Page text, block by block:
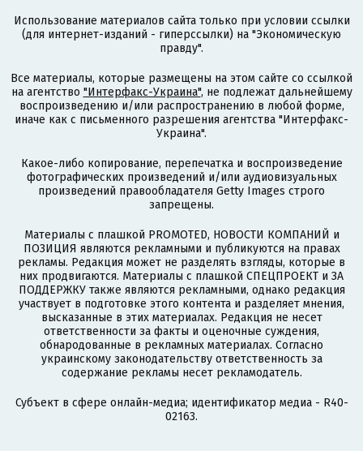
Использование материалов сайта только при условии ссылки
(для интернет-изданий - гиперссылки) на "Экономическую
правду".
Все материалы, которые размещены на этом сайте со ссылкой
на агентство "Интерфакс-Украина", не подлежат дальнейшему
воспроизведению и/или распространению в любой форме,
иначе как с письменного разрешения агентства "Интерфакс-
Украина".
Какое-либо копирование, перепечатка и воспроизведение
фотографических произведений и/или аудиовизуальных
произведений правообладателя Getty Images строго
запрещены.
Материалы с плашкой PROMOTED, НОВОСТИ КОМПАНИЙ и
ПОЗИЦИЯ являются рекламными и публикуются на правах
рекламы. Редакция может не разделять взгляды, которые в
них продвигаются. Материалы с плашкой СПЕЦПРОЕКТ и ЗА
ПОДДЕРЖКУ также являются рекламными, однако редакция
участвует в подготовке этого контента и разделяет мнения,
высказанные в этих материалах. Редакция не несет
ответственности за факты и оценочные суждения,
обнародованные в рекламных материалах. Согласно
украинскому законодательству ответственность за
содержание рекламы несет рекламодатель.
Субъект в сфере онлайн-медиа; идентификатор медиа - R40-
02163.